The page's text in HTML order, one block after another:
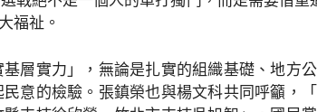
福祉。
層實力」，無論是扎實的組織基礎、地方
意的檢驗。張鎮榮也與楊文科共同呼籲，